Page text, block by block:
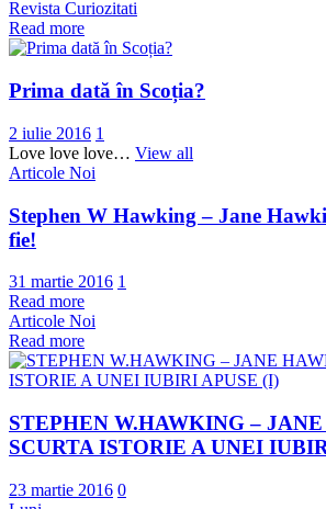
Revista Curiozitati
Read more
Prima dată în Scoția?
2 iulie 2016 1
Love love love… View all
Articole Noi
Stephen W Hawking – Jane
fie!
31 martie 2016 1
Read more
Articole Noi
Read more
STEPHEN W.HAWKING –
SCURTA ISTORIE A UNEI
23 martie 2016 0